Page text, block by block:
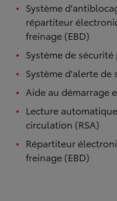
Système
répartiteur
freinage (EBD)
Système de
Système d'alerte de
Aide au démarrage
Lecture
circulation (RSA)
Répartiteur
freinage (EBD)